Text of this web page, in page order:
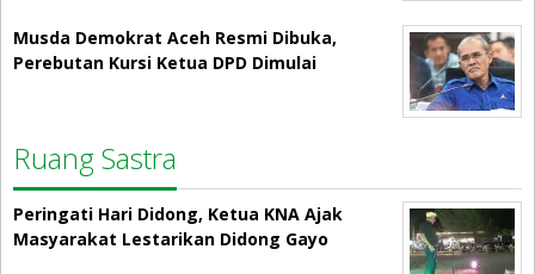
Musda Demokrat Aceh Resmi Dibuka,
Perebutan Kursi Ketua DPD Dimulai
Ruang Sastra
Peringati Hari Didong, Ketua KNA Ajak
Masyarakat Lestarikan Didong Gayo